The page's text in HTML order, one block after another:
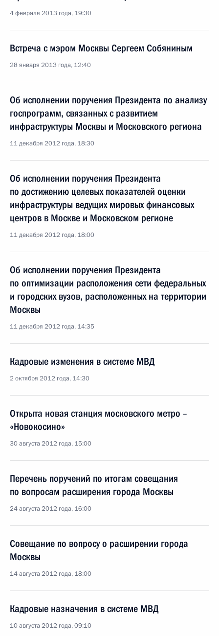
4 февраля 2013 года, 19:30
Встреча с мэром Москвы Сергеем Собяниным
28 января 2013 года, 12:40
Об исполнении поручения Президента по анализу
госпрограмм, связанных с развитием
инфраструктуры Москвы и Московского региона
11 декабря 2012 года, 18:30
Об исполнении поручения Президента
по достижению целевых показателей оценки
инфраструктуры ведущих мировых финансовых
центров в Москве и Московском регионе
11 декабря 2012 года, 18:00
Об исполнении поручения Президента
по оптимизации расположения сети федеральных
и городских вузов, расположенных на территории
Москвы
11 декабря 2012 года, 14:35
Кадровые изменения в системе МВД
2 октября 2012 года, 14:30
Открыта новая станция московского метро –
«Новокосино»
30 августа 2012 года, 15:00
Перечень поручений по итогам совещания
по вопросам расширения города Москвы
24 августа 2012 года, 16:00
Совещание по вопросу о расширении города
Москвы
14 августа 2012 года, 18:00
Кадровые назначения в системе МВД
10 августа 2012 года, 09:10